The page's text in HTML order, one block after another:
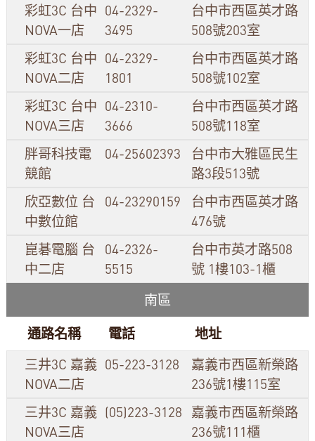
彩虹3C 台中
NOVA一店
04-2329-
3495
台中市西區英才路
508號203室
彩虹3C 台中
NOVA二店
04-2329-
1801
台中市西區英才路
508號102室
彩虹3C 台中
NOVA三店
04-2310-
3666
台中市西區英才路
508號118室
胖哥科技電
競館
04-25602393
台中市大雅區民生
路3段513號
欣亞數位 台
中數位館
04-23290159
台中市西區英才路
476號
崑碁電腦 台
中二店
04-2326-
5515
台中市英才路508
號 1樓103-1櫃
南區
通路名稱
電話
地址
三井3C 嘉義
NOVA二店
05-223-3128
嘉義市西區新榮路
236號1樓115室
三井3C 嘉義
NOVA三店
(05)223-3128 嘉義市西區新榮路
236號111櫃